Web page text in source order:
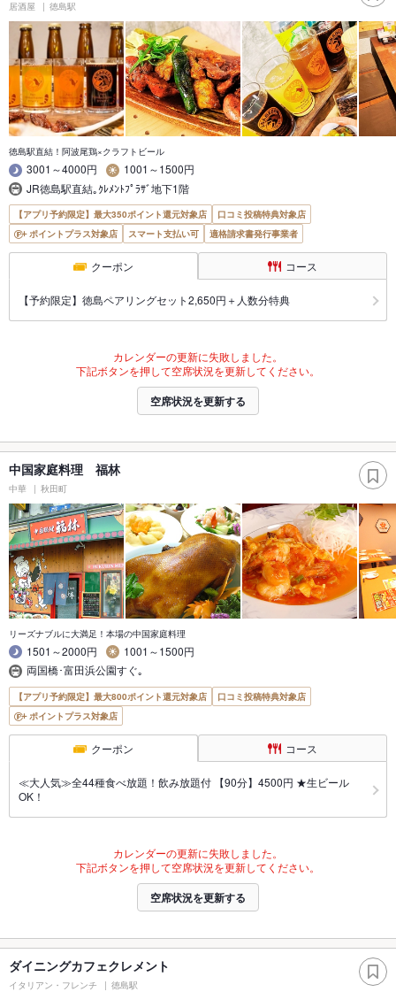
居酒屋 徳島駅
徳島駅直結！阿波尾鶏×クラフトビール
3001～4000円
1001～1500円
JR徳島駅直結｡ｸﾚﾒﾝﾄﾌﾟﾗｻﾞ地下1階
【アプリ予約限定】最大350ポイント還元対象店
口コミ投稿特典対象店
ポイントプラス対象店
スマート支払い可 適格請求書発行事業者
クーポン コース
【予約限定】徳島ペアリングセット2,650円＋人数分特典
カレンダーの更新に失敗しました。
下記ボタンを押して空席状況を更新してください。
空席状況を更新する
中国家庭料理 福林
中華 秋田町
リーズナブルに大満足！本場の中国家庭料理
1501～2000円
1001～1500円
両国橋･富田浜公園すぐ｡
【アプリ予約限定】最大800ポイント還元対象店
口コミ投稿特典対象店
ポイントプラス対象店
クーポン コース
≪大人気≫全44種食べ放題！飲み放題付 【90分】4500円 ★生ビール
OK！
カレンダーの更新に失敗しました。
下記ボタンを押して空席状況を更新してください。
空席状況を更新する
ダイニングカフェクレメント
イタリアン・フレンチ 徳島駅